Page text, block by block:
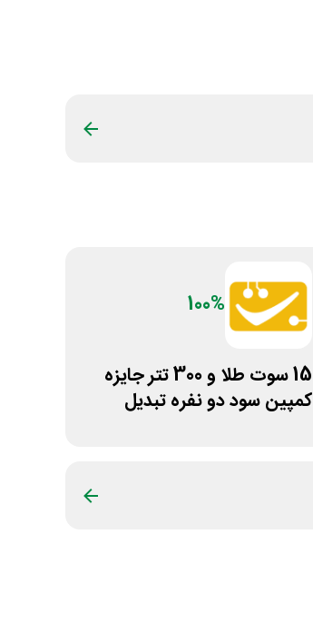
100%
15 سوت طلا و 300 تتر جایزه
کمپین سود دو نفره تبدیل